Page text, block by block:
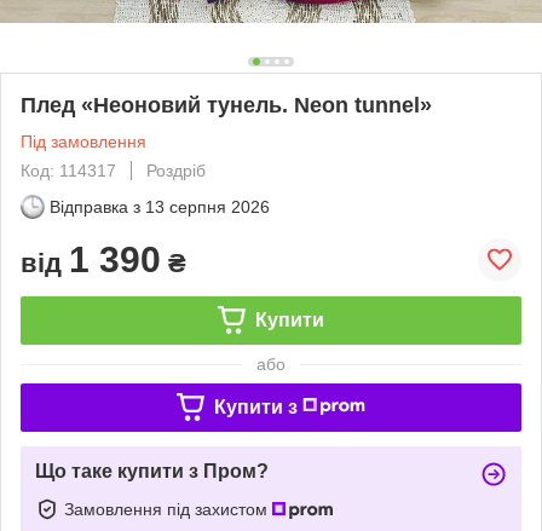
Плед «Неоновий тунель. Neon tunnel»
Під замовлення
Код: 114317
Роздріб
Відправка з 13 серпня 2026
від 1 390 ₴
Купити
або
Купити з
Що таке купити з Пром?
Замовлення під захистом